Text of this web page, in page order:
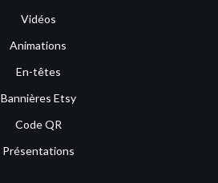
Vidéos
Animations
En-têtes
Bannières Etsy
Code QR
Présentations